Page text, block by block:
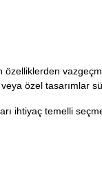
özelliklerden
özel tasarımlar
ihtiyaç temelli